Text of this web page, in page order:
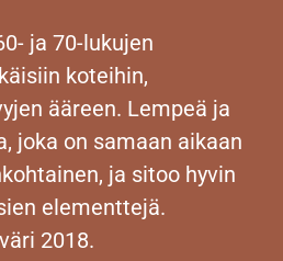
ja 70-lukujen
koteihin,
ääreen. Lempeä ja
joka on samaan aikaan
ja sitoo hyvin
elementtejä.
2018.